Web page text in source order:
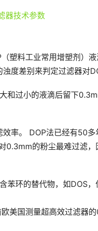
塑料工业常用增塑剂）液
度差别来判定过滤器对
和过小的液滴后留下
率。 DOP法已经有50多
0.3mm的粉尘最难过滤
苯环的替代物，如DOS，
美国测量超高效过滤器